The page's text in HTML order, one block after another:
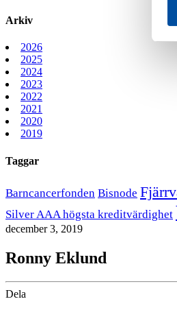
Arkiv
2026
2025
2024
2023
2022
2021
2020
2019
Taggar
Barncancerfonden Bisnode
Silver AAA högsta kreditvärdighet
december 3, 2019
Ronny Eklund
Dela